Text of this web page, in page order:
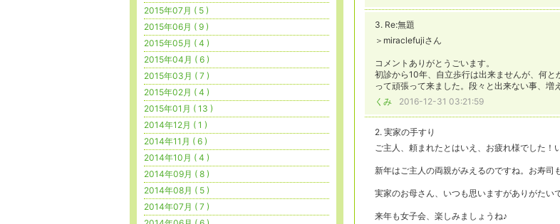
3. Re:無題
＞miraclefujiさん
コメントありがとうごいます。
初診から10年、自立歩行は出来ませんが、何
って頑張って来ました。段々と出来ない事、増
くみ
2016-12-31 03:21:59
2. 実家の手すり
ご主人、頼まれたとはいえ、お疲れ様でした！
新年はご主人の両親がみえるのですね。お寿司
実家のお母さん、いつも思いますがありがたい
来年も女子会、楽しみましょうね♪
2015年07月 ( 5 )
2015年06月 ( 9 )
2015年05月 ( 4 )
2015年04月 ( 6 )
2015年03月 ( 7 )
2015年02月 ( 4 )
2015年01月 ( 13 )
2014年12月 ( 1 )
2014年11月 ( 6 )
2014年10月 ( 4 )
2014年09月 ( 8 )
2014年08月 ( 5 )
2014年07月 ( 7 )